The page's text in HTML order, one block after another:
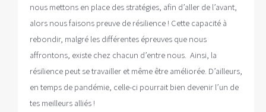
nous mettons en place des stratégies, afin d’aller de l’avant,
alors nous faisons preuve de résilience ! Cette capacité à
rebondir, malgré les différentes épreuves que nous
affrontons, existe chez chacun d’entre nous. Ainsi, la
résilience peut se travailler et même être améliorée. D’ailleurs,
en temps de pandémie, celle-ci pourrait bien devenir l’un de
tes meilleurs alliés !